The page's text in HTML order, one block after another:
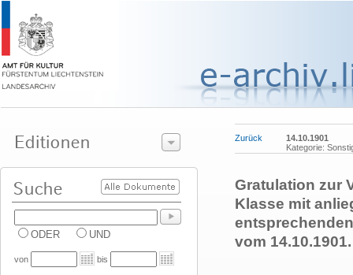
ODER UND
von bis
Zurück
14.10.1901
Kategorie:
Gratulation zur
Klasse mit
vom 14.10.1901.